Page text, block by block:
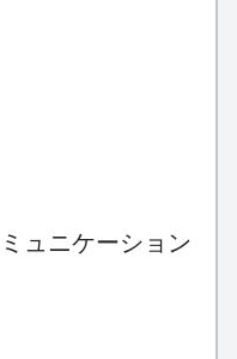
ュニケーション